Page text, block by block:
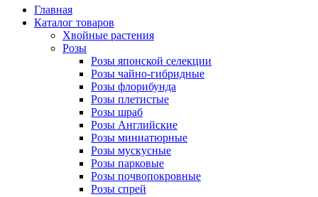
Главная
Каталог товаров
Хвойные растения
Розы
Розы японской селекции
Розы чайно-гибридные
Розы флорибунда
Розы плетистые
Розы шраб
Розы Английские
Розы миниатюрные
Розы мускусные
Розы парковые
Розы почвопокровные
Розы спрей